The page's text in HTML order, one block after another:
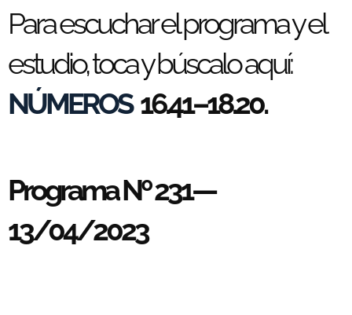
Para escuchar el programa y el
estudio, toca y búscalo aquí:
NÚMEROS16.41–18.20.
Programa Nº 231—
13/04/2023